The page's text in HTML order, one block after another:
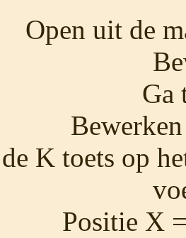
Open uit de
Ga
K toets op
Positie X